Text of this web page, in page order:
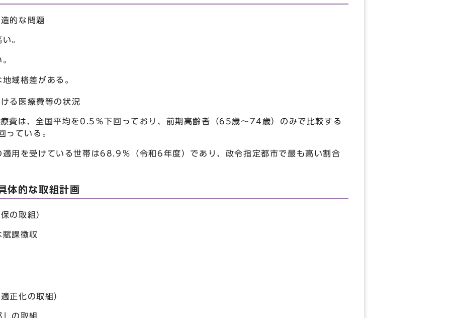
的な問題
。
域格差がある。
る医療費等の状況
費は、全国平均を0.5％下回っており、前期高齢者（65歳～74歳）のみで比較する
っている。
適用を受けている世帯は68.9％（令和6年度）であり、政令指定都市で最も高い割合
的な取組計画
の取組）
賦課徴収
正化の取組）
」の取組